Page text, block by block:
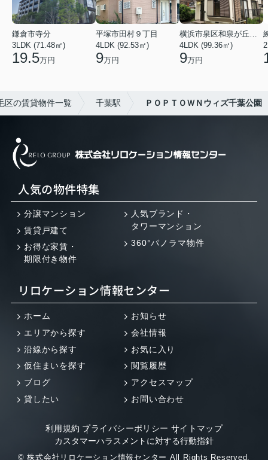
鎌倉市寺分
3LDK (71.48㎡)
19.5万円
平塚市田村９丁目
4LDK (92.53㎡)
9万円
4LDK (99.36㎡)
9万円
区の賃貸物件一覧 千葉駅 ＰＯＰＴＯＷＮウィズ千葉公園
人気の物件特集
分譲マンション
賃貸戸建て
お得な家賃・
期限付き物件
人気ブランド・
タワーマンション
360°パノラマ物件
リロケーション情報センター
ホーム
エリアから探す
沿線から探す
仮住まいを探す
ブログ
貸したい
お知らせ
会社情報
お気に入り
閲覧履歴
アクセスマップ
お問い合わせ
利用規約 プライバシーポリシー サイトマップ
カスタマーハラスメントに対する行動指針
© 株式会社リロケーション情報センター All Rights Reserved.